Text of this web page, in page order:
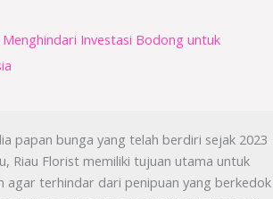
Investasi Bodong untuk
papan bunga yang telah berdiri sejak 2023
Riau Florist memiliki tujuan utama untuk
agar terhindar dari penipuan yang berkedok